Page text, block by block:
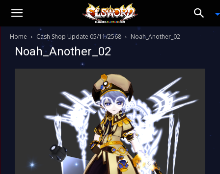
Home Cash Shop Update 05/11/2568 Noah_Another_02
Noah_Another_02